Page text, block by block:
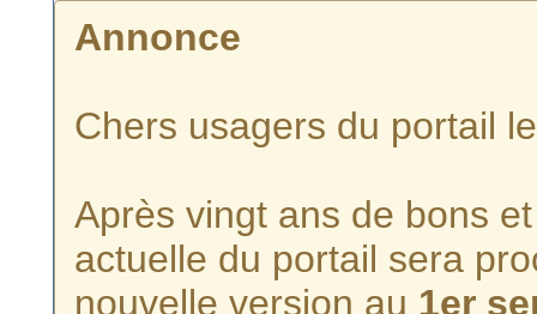
Annonce
Chers usagers du portail
Après vingt ans de bons
actuelle du portail sera
nouvelle version au 1er